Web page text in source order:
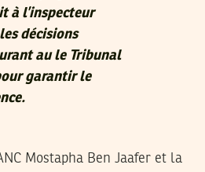
à l’inspecteur
décisions
au le Tribunal
garantir le
Mostapha Ben Jaafer et la